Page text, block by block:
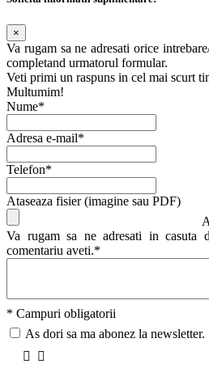
×
Va rugam sa ne adresati orice
completand urmatorul formular.
Veti primi un raspuns in cel mai scurt
Multumim!
Nume*
Adresa e-mail*
Telefon*
Ataseaza fisier (imagine sau PDF)
Va rugam sa ne adresati in casuta
comentariu aveti.*
* Campuri obligatorii
As dori sa ma abonez la newsletter.